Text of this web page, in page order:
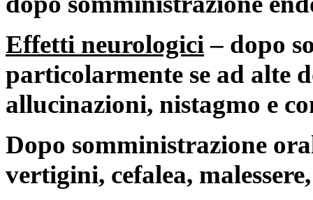
Effetti neurologici– dopo
particolarmente se ad alte
allucinazioni, nistagmo e
Dopo somministrazione
vertigini, cefalea,